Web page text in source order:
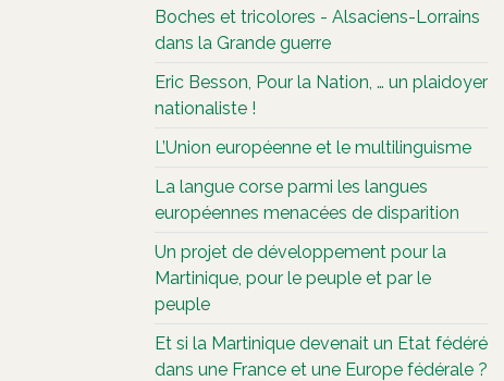
Boches et tricolores - Alsaciens-Lorrains
dans la Grande guerre
Eric Besson, Pour la Nation, … un plaidoyer
nationaliste !
L’Union européenne et le multilinguisme
La langue corse parmi les langues
européennes menacées de disparition
Un projet de développement pour la
Martinique, pour le peuple et par le
peuple
Et si la Martinique devenait un Etat fédéré
dans une France et une Europe fédérale ?